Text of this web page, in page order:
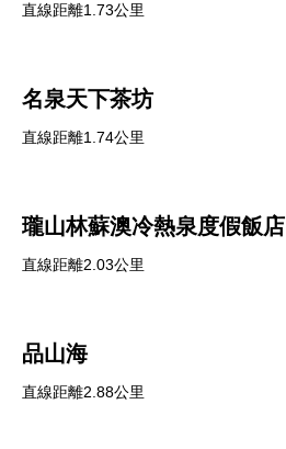
直線距離1.73公里
名泉天下茶坊
直線距離1.74公里
瓏山林蘇澳冷熱泉度假飯店
直線距離2.03公里
品山海
直線距離2.88公里